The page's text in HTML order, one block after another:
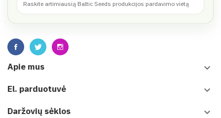
Raskite artimiausią Baltic Seeds produkcijos pardavimo vietą
Apie mus keyboard_arrow_down
El. parduotuvė keyboard_arrow_down
Daržovių sėklos keyboard_arrow_down